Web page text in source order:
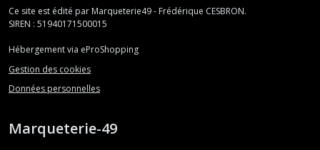
Ce site est édité par Marqueterie49 - Frédérique CESBRON.
SIREN : 51940171500015
Hébergement via eProShopping
Gestion des cookies
Données personnelles
Marqueterie-49